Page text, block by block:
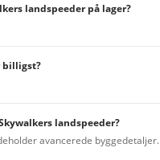
landspeeder på lager?
billigst?
landspeeder?
avancerede byggedetaljer.